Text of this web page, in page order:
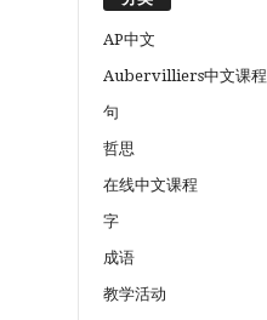
AP中文
Aubervilliers中文课程
句
哲思
在线中文课程
字
成语
教学活动